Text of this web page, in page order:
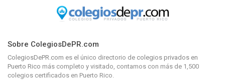
Sobre ColegiosDePR.com
ColegiosDePR.com es el único directorio de colegios privados en
Puerto Rico más completo y visitado, contamos con más de 1,500
colegios certificados en Puerto Rico.